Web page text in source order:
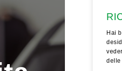
Hai
delle